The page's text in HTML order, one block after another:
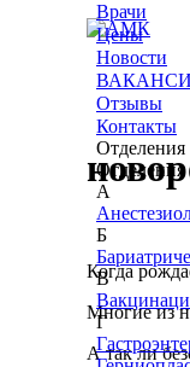
Врачи
Цены
Новости
Отзывы
Контакты
Отделения
Отделения
А
Б
В
Г
Когда
Многие из
А так ли